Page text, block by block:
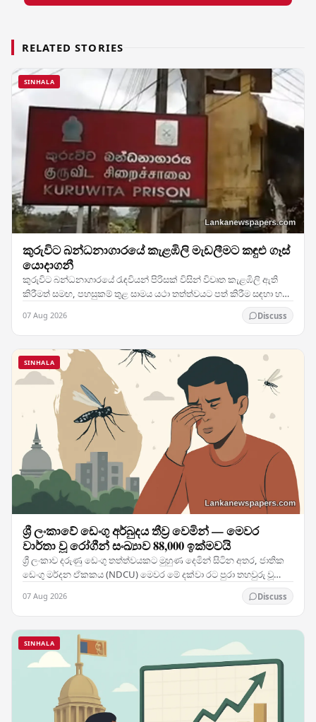
RELATED STORIES
SINHALA
කුරුවිට බන්ධනාගාරයේ කැළඹිලි මැඩලීමට කඳුළු ගෑස්
යොදාගනී
කුරුවිට බන්ධනාගාරයේ රැඳවියන් පිරිසක් විසින් විවෘත කැළඹිලි ඇති
කිරීමත් සමඟ, පහසුකම් තුළ සාමය යථා තත්ත්වයට පත් කිරීම සඳහා හදිසි
07 Aug 2026 Discuss
SINHALA
ශ්‍රී ලංකාවේ ඩෙංගු අර්බුදය තීව්‍ර වෙමින් — මෙවර
වාර්තා වූ රෝගීන් සංඛ්‍යාව 88,000 ඉක්මවයි
ශ්‍රී ලංකාව දරුණු ඩෙංගු තත්ත්වයකට මුහුණ දෙමින් සිටින අතර, ජාතික
ඩෙංගු මර්දන ඒකකය (NDCU) මෙවර මේ දක්වා රට පුරා තහවුරු වූ
07 Aug 2026 Discuss
SINHALA